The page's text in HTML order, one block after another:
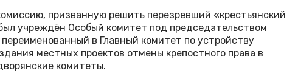
призванную решить перезревший «крестьянский
учреждён Особый комитет под председательством
в Главный комитет по устройству
местных проектов отмены крепостного права в
комитеты.